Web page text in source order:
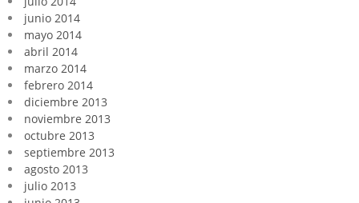
junio 2014
mayo 2014
abril 2014
marzo 2014
febrero 2014
diciembre 2013
noviembre 2013
octubre 2013
septiembre 2013
agosto 2013
julio 2013